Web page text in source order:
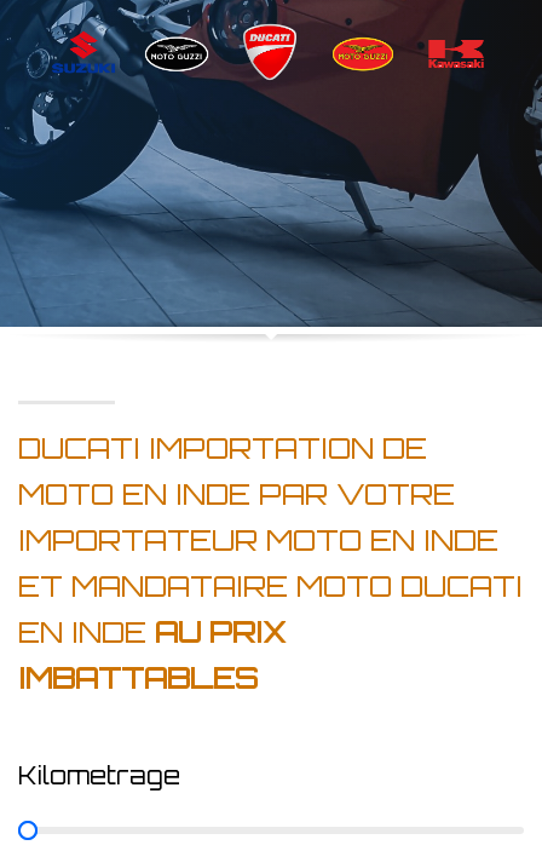
DUCATI IMPORTATION DE
MOTO EN INDE PAR VOTRE
IMPORTATEUR MOTO EN INDE
ET MANDATAIRE MOTO DUCATI
EN INDE AU PRIX
IMBATTABLES
Kilometrage
Kilometrage